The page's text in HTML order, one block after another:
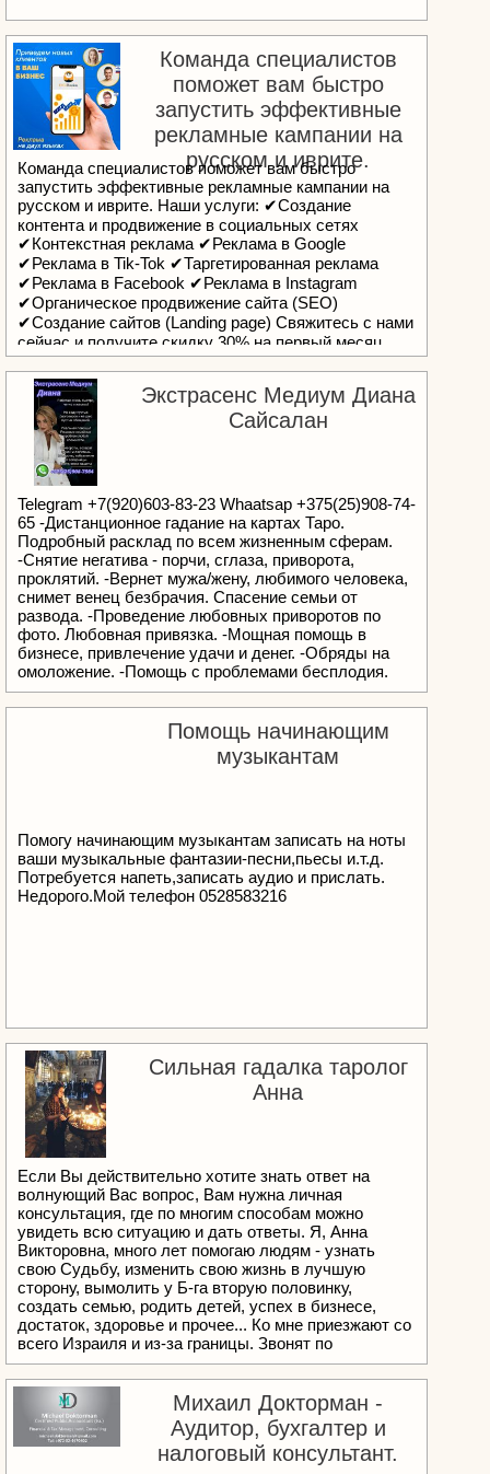
Команда специалистов
поможет вам быстро
запустить эффективные
рекламные кампании на
русском и иврите.
Команда специалистов поможет вам быстро
запустить эффективные рекламные кампании на
русском и иврите. Наши услуги: ✔Создание
контента и продвижение в социальных сетях
✔Контекстная реклама ✔Реклама в Google
✔Реклама в Tik-Tok ✔Таргетированная реклама
✔Реклама в Facebook ✔Реклама в Instagram
✔Органическое продвижение сайта (SEO)
✔Создание сайтов (Landing page) Свяжитесь с нами
сейчас и получите скидку 30% на первый месяц
ведения рекламных кампаний. Телефон 052-437-
7453 Сайт>>https://ru.digirussian.com/
Экстрасенс Медиум Диана
Сайсалан
Telegram +7(920)603-83-23 Whaatsap +375(25)908-74-
65 -Дистанционное гадание на картах Таро.
Подробный расклад по всем жизненным сферам.
-Снятие негатива - порчи, сглаза, приворота,
проклятий. -Вернет мужа/жену, любимого человека,
снимет венец безбрачия. Спасение семьи от
развода. -Проведение любовных приворотов по
фото. Любовная привязка. -Мощная помощь в
бизнесе, привлечение удачи и денег. -Обряды на
омоложение. -Помощь с проблемами бесплодия.
-Избавление от зависимостей. -Изготовление
амулетов, оберегов, талисманов.
Помощь начинающим
музыкантам
Помогу начинающим музыкантам записать на ноты
ваши музыкальные фантазии-песни,пьесы и.т.д.
Потребуется напеть,записать аудио и прислать.
Недорого.Мой телефон 0528583216
Cильная гадалка таролог
Анна
Если Вы действительно хотите знать ответ на
волнующий Вас вопрос, Вам нужна личная
консультация, где по многим способам можно
увидеть всю ситуацию и дать ответы. Я, Анна
Викторовна, много лет помогаю людям - узнать
свою Судьбу, изменить свою жизнь в лучшую
сторону, вымолить у Б-га вторую половинку,
создать семью, родить детей, успех в бизнесе,
достаток, здоровье и прочее... Ко мне приезжают со
всего Израиля и из-за границы. Звонят по
видеосвязи и я помогаю людям. Я веду приём по
предварительной записи. Если это для Вас
действительно важный вопрос - позвоните или
напишите мне для начала и мы обо всём поговорим.
Подробности - на моей персональной странице.
Мой viber WhatsApp +380978561994 БУДЬТЕ
Михаил Докторман -
Аудитор, бухгалтер и
налоговый консультант.